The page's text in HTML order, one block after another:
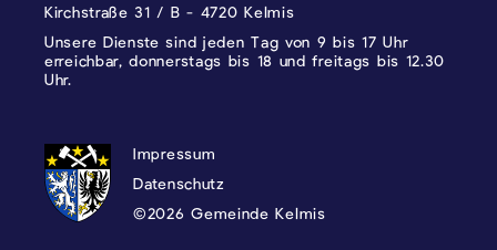
Kirchstraße 31 / B - 4720 Kelmis
Unsere Dienste sind jeden Tag von 9 bis 17 Uhr
erreichbar, donnerstags bis 18 und freitags bis 12.30
Uhr.
DATENSCHUTZ, IMPRESSUM UND
Impressum
Datenschutz
©2026 Gemeinde Kelmis